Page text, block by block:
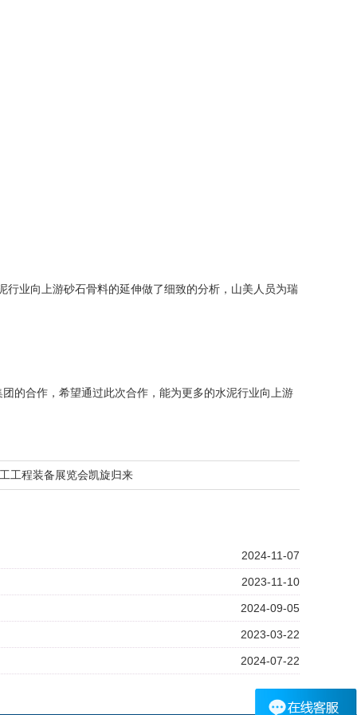
业向上游砂石骨料的延伸做了细致的分析，山美人员为瑞
的合作，希望通过此次合作，能为更多的水泥行业向上游
工程装备展览会凯旋归来
2024-11-07
2023-11-10
2024-09-05
2023-03-22
2024-07-22